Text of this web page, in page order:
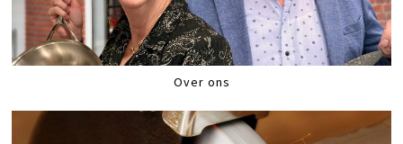
Over ons